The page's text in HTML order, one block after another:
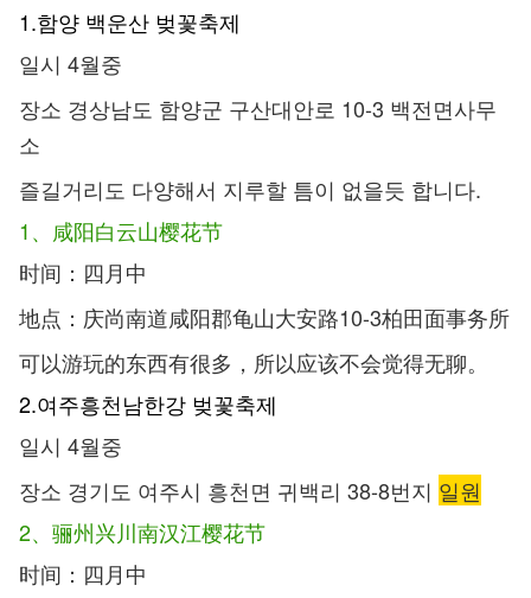
1.함양 백운산 벚꽃축제
일시 4월중
장소 경상남도 함양군 구산대안로 10-3 백전면사무
소
즐길거리도 다양해서 지루할 틈이 없을듯 합니다.
1、咸阳白云山樱花节
时间：四月中
地点：庆尚南道咸阳郡龟山大安路10-3柏田面事务所
可以游玩的东西有很多，所以应该不会觉得无聊。
2.여주흥천남한강 벚꽃축제
일시 4월중
장소 경기도 여주시 흥천면 귀백리 38-8번지 일원
2、骊州兴川南汉江樱花节
时间：四月中